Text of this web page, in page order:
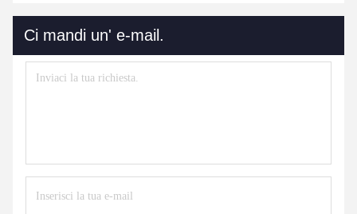
Ci mandi un' e-mail.